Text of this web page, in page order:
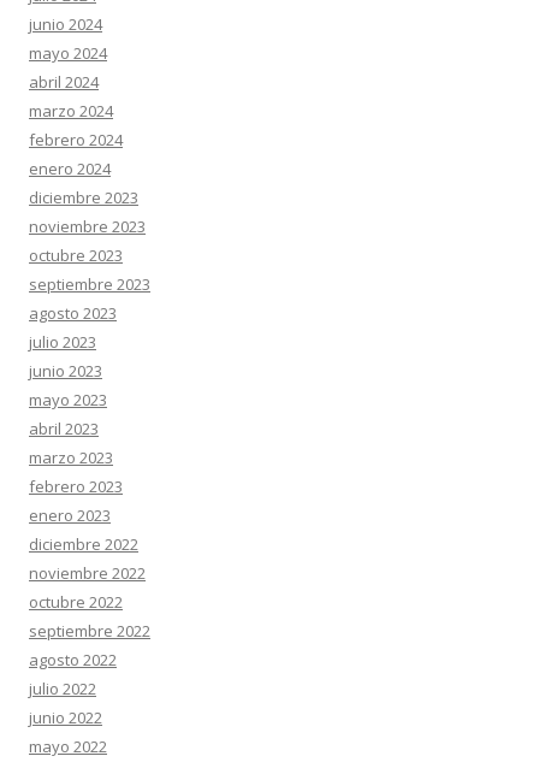
junio 2024
mayo 2024
abril 2024
marzo 2024
febrero 2024
enero 2024
diciembre 2023
noviembre 2023
octubre 2023
septiembre 2023
agosto 2023
julio 2023
junio 2023
mayo 2023
abril 2023
marzo 2023
febrero 2023
enero 2023
diciembre 2022
noviembre 2022
octubre 2022
septiembre 2022
agosto 2022
julio 2022
junio 2022
mayo 2022